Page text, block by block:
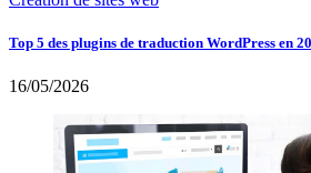
Top 5 des plugins de traduction WordPress en
16/05/2026